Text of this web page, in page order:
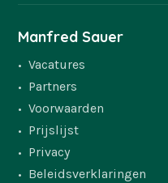
Manfred Sauer
Vacatures
Partners
Voorwaarden
Prijslijst
Privacy
Beleidsverklaringen